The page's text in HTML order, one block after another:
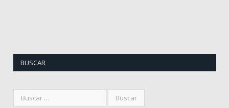
BUSCAR